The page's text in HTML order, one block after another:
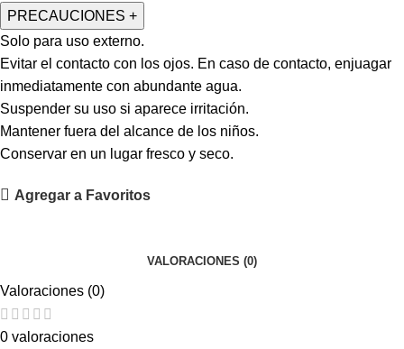
PRECAUCIONES +
Solo para uso externo.
Evitar el contacto con los ojos. En caso de contacto, enjuagar
inmediatamente con abundante agua.
Suspender su uso si aparece irritación.
Mantener fuera del alcance de los niños.
Conservar en un lugar fresco y seco.
Agregar a Favoritos
VALORACIONES (0)
Valoraciones (0)
0 valoraciones